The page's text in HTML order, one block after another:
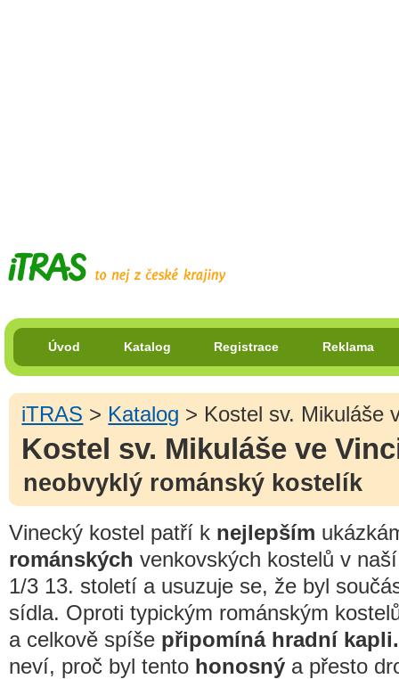
Úvod Katalog Registrace Reklama
iTRAS > Katalog > Kostel sv. Mikuláše
Kostel sv. Mikuláše ve
neobvyklý románský kostelík
Vinecký kostel patří k nejlepším
románských venkovských kostelů v
1/3 13. století a usuzuje se, že byl
sídla. Oproti typickým románským
a celkově spíše připomíná hradní kapli.
neví, proč byl tento honosný a přesto